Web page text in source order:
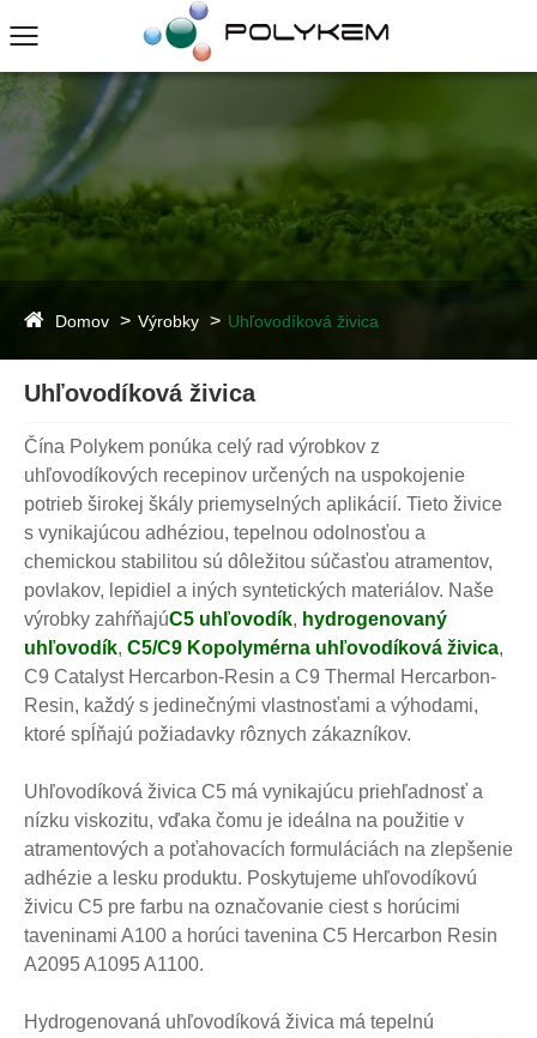
Domov Výrobky Uhľovodíková živica
Uhľovodíková živica
Čína Polykem ponúka celý rad výrobkov z
uhľovodíkových recepinov určených na uspokojenie
potrieb širokej škály priemyselných aplikácií. Tieto živice
s vynikajúcou adhéziou, tepelnou odolnosťou a
chemickou stabilitou sú dôležitou súčasťou atramentov,
povlakov, lepidiel a iných syntetických materiálov. Naše
výrobky zahŕňajúC5 uhľovodík, hydrogenovaný
uhľovodík, C5/C9 Kopolymérna uhľovodíková živica,
C9 Catalyst Hercarbon-Resin a C9 Thermal Hercarbon-
Resin, každý s jedinečnými vlastnosťami a výhodami,
ktoré spĺňajú požiadavky rôznych zákazníkov.
Uhľovodíková živica C5 má vynikajúcu priehľadnosť a
nízku viskozitu, vďaka čomu je ideálna na použitie v
atramentových a poťahovacích formuláciách na zlepšenie
adhézie a lesku produktu. Poskytujeme uhľovodíkovú
živicu C5 pre farbu na označovanie ciest s horúcimi
taveninami A100 a horúci tavenina C5 Hercarbon Resin
A2095 A1095 A1100.
Hydrogenovaná uhľovodíková živica má tepelnú